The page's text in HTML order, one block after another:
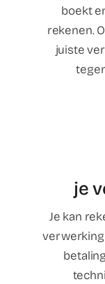
boekt
rekenen.
juiste
je
Je kan